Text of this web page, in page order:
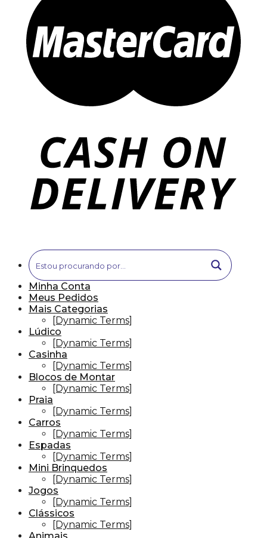
Minha Conta
Meus Pedidos
Mais Categorias
[Dynamic Terms]
Lúdico
[Dynamic Terms]
Casinha
[Dynamic Terms]
Blocos de Montar
[Dynamic Terms]
Praia
[Dynamic Terms]
Carros
[Dynamic Terms]
Espadas
[Dynamic Terms]
Mini Brinquedos
[Dynamic Terms]
Jogos
[Dynamic Terms]
Clássicos
[Dynamic Terms]
Animais